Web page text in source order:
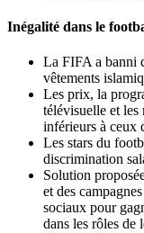
Inégalité dans le
La FIFA a banni
vêtements
Les prix, la
télévisuelle et les
inférieurs à ceux
Les stars du
discrimination
Solution
et des
sociaux pour
dans les rôles de